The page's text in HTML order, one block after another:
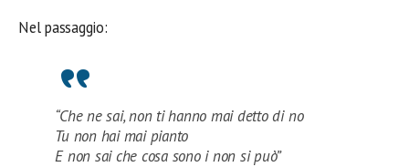
Nel passaggio:
“Che ne sai, non ti hanno mai detto di no
Tu non hai mai pianto
E non sai che cosa sono i non si può”